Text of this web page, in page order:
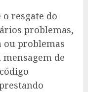
resgate do
problemas,
problemas
mensagem de